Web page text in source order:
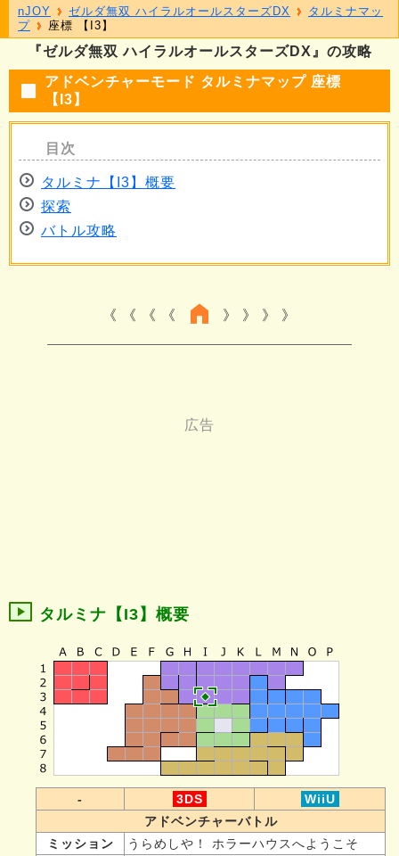
『ゼルダ無双 ハイラルオールスターズDX』の攻略
アドベンチャーモード タルミナマップ 座標
【I3】
タルミナ【I3】概要
探索
バトル攻略
《 《 《 》 》 》
タルミナ【I3】概要
- 3DS
WiiU
アドベンチャーバトル
ミッション
うらめしや！ ホラーハウスへようこそ
nJOY ゼルダ無双 ハイラルオールスターズDX
タルミナマッ
プ
座標 【I3】